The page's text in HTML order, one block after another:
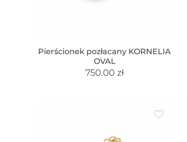
Pierścionek pozłacany KORNELIA
OVAL
750.00 zł